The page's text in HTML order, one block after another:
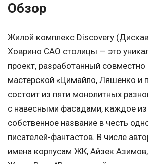
Обзор
Жилой комплекс Discovery
Ховрино САО столицы — это
проект, разработанный
мастерской «Цимайло, Ляшенко и
состоит из пяти монолитных
с навесными фасадами, каждое
собственное название в честь
писателей-фантастов. В числе
имена корпусам ЖК, Айзек